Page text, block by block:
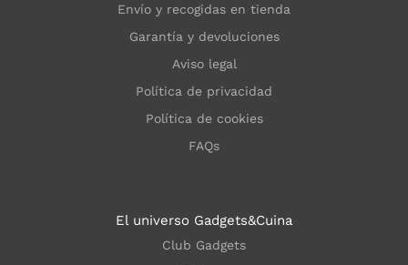
Envío y recogidas en tienda
Garantía y devoluciones
Aviso legal
Política de privacidad
Política de cookies
FAQs
El universo Gadgets&Cuina
Club Gadgets